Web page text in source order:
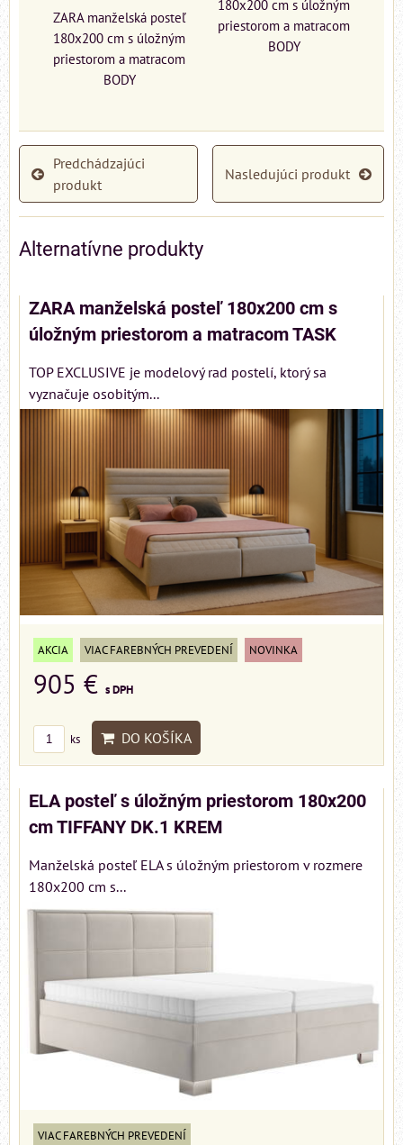
ZARA manželská posteľ
180x200 cm s úložným
priestorom a matracom
BODY
180x200 cm s úložným
priestorom a matracom
BODY
Predchádzajúci
produkt
Nasledujúci produkt
Alternatívne produkty
ZARA manželská posteľ 180x200 cm s
úložným priestorom a matracom TASK
TOP EXCLUSIVE je modelový rad postelí, ktorý sa
vyznačuje osobitým...
AKCIA VIAC FAREBNÝCH PREVEDENÍ NOVINKA
905 € s DPH
ks DO KOŠÍKA
ELA posteľ s úložným priestorom 180x200
cm TIFFANY DK.1 KREM
Manželská posteľ ELA s úložným priestorom v rozmere
180x200 cm s...
VIAC FAREBNÝCH PREVEDENÍ